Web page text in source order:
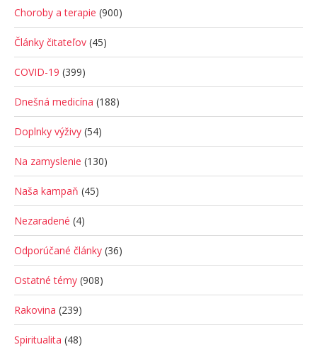
Choroby a terapie (900)
Články čitateľov (45)
COVID-19 (399)
Dnešná medicína (188)
Doplnky výživy (54)
Na zamyslenie (130)
Naša kampaň (45)
Nezaradené (4)
Odporúčané články (36)
Ostatné témy (908)
Rakovina (239)
Spiritualita (48)